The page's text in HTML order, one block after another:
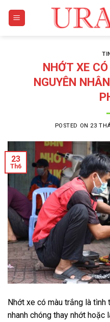
NHỚT XE
NGUYÊN
POSTED ON 23
23
Th6
Nhớt xe có màu trắng là
nhanh chóng thay nhớt